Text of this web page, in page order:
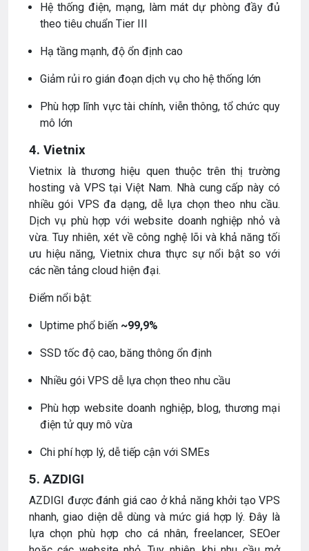
Hệ thống điện, mạng, làm mát dự phòng đầy đủ
theo tiêu chuẩn Tier III
Hạ tầng mạnh, độ ổn định cao
Giảm rủi ro gián đoạn dịch vụ cho hệ thống lớn
Phù hợp lĩnh vực tài chính, viễn thông, tổ chức quy
mô lớn
4. Vietnix
Vietnix là thương hiệu quen thuộc trên thị trường
hosting và VPS tại Việt Nam. Nhà cung cấp này có
nhiều gói VPS đa dạng, dễ lựa chọn theo nhu cầu.
Dịch vụ phù hợp với website doanh nghiệp nhỏ và
vừa. Tuy nhiên, xét về công nghệ lõi và khả năng tối
ưu hiệu năng, Vietnix chưa thực sự nổi bật so với
các nền tảng cloud hiện đại.
Điểm nổi bật:
Uptime phổ biến ~99,9%
SSD tốc độ cao, băng thông ổn định
Nhiều gói VPS dễ lựa chọn theo nhu cầu
Phù hợp website doanh nghiệp, blog, thương mại
điện tử quy mô vừa
Chi phí hợp lý, dễ tiếp cận với SMEs
5. AZDIGI
AZDIGI được đánh giá cao ở khả năng khởi tạo VPS
nhanh, giao diện dễ dùng và mức giá hợp lý. Đây là
lựa chọn phù hợp cho cá nhân, freelancer, SEOer